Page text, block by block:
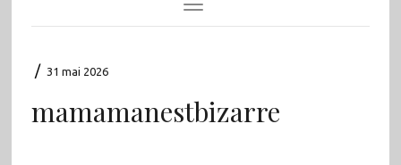
Toggle
Navigation
/ 31 mai 2026
mamamanestbizarre